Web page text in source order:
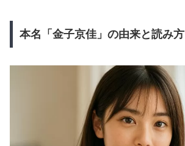
本名「金子京佳」の由来と読み方